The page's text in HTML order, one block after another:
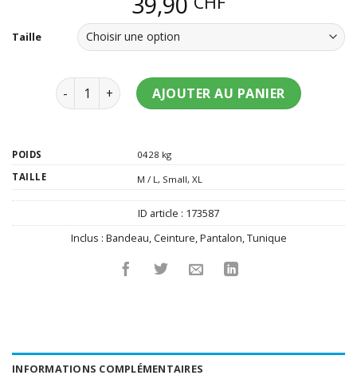
Taille
quantité de Déguisement hippie flower rose
AJOUTER AU PANIER
POIDS
0428 kg
TAILLE
M / L , Small, XL
ID article : 173587
Inclus : Bandeau,Ceinture,Pantalon,Tunique
INFORMATIONS COMPLÉMENTAIRES